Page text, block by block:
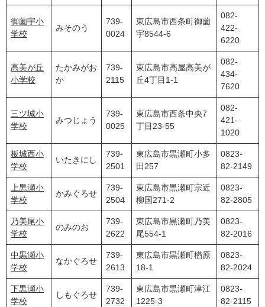
御薗宇小
学校
みそのう
739-
0024
東広島市西条町御薗
宇8544-6
082-
422-
6220
高美が丘
小学校
たかみがお
か
739-
2115
東広島市高屋高美が
丘4丁目1-1
082-
434-
7620
三ツ城小
学校
みつじょう
739-
0025
東広島市西条中央7
丁目23-55
082-
421-
1020
板城西小
学校
いたきにし
739-
2501
東広島市黒瀬町小多
田257
0823-
82-2149
上黒瀬小
学校
かみぐろせ
739-
2504
東広島市黒瀬町宗近
柳国271-2
0823-
82-2805
乃美尾小
学校
のみのお
739-
2622
東広島市黒瀬町乃美
尾554-1
0823-
82-2016
中黒瀬小
学校
なかぐろせ
739-
2613
東広島市黒瀬町楢原
18-1
0823-
82-2024
下黒瀬小
学校
しもぐろせ
739-
2732
東広島市黒瀬町津江
1225-3
0823-
82-2115